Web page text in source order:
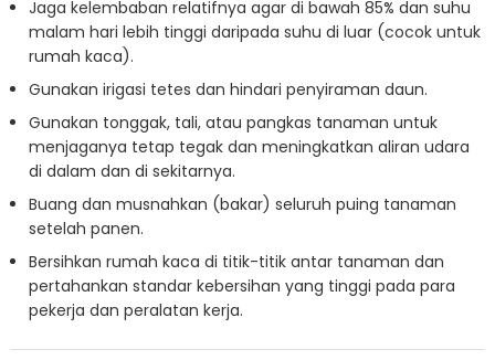
Jaga kelembaban relatifnya agar di bawah 85% dan suhu
malam hari lebih tinggi daripada suhu di luar (cocok untuk
rumah kaca).
Gunakan irigasi tetes dan hindari penyiraman daun.
Gunakan tonggak, tali, atau pangkas tanaman untuk
menjaganya tetap tegak dan meningkatkan aliran udara
di dalam dan di sekitarnya.
Buang dan musnahkan (bakar) seluruh puing tanaman
setelah panen.
Bersihkan rumah kaca di titik-titik antar tanaman dan
pertahankan standar kebersihan yang tinggi pada para
pekerja dan peralatan kerja.